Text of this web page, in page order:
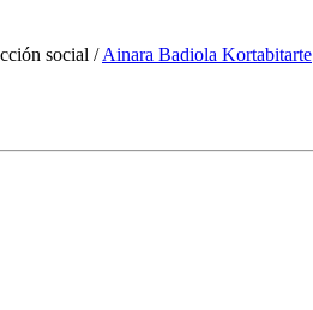
social /Ainara Badiola Kortabitarte